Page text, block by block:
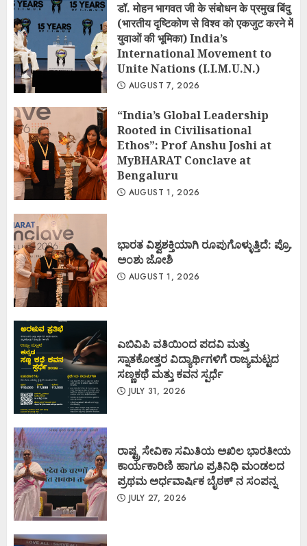
डॉ. मोहन भागवत जी के संबोधन के प्रमुख बिंदु
(भारतीय दृष्टिकोण से विश्व को एकजुट करने में
युवाओं की भूमिका) India’s
International Movement to
Unite Nations (I.I.M.U.N.)
AUGUST 7, 2026
“India’s Global Leadership
Rooted in Civilisational
Ethos”: Prof Anshu Joshi at
MyBHARAT Conclave at
Bengaluru
AUGUST 1, 2026
ಭಾರತ ವಿಶ್ವಶಕ್ತಿಯಾಗಿ ರೂಪುಗೊಳ್ಳುತ್ತಿದೆ: ಪ್ರೊ.
ಅಂಶು ಜೋಶಿ
AUGUST 1, 2026
ಎಬಿವಿಪಿ ವತಿಯಿಂದ ಪದವಿ ಮತ್ತು
ಸ್ನಾತಕೋತ್ತರ ವಿದ್ಯಾರ್ಥಿಗಳಿಗೆ ರಾಜ್ಯಮಟ್ಟದ
ಸಣ್ಣಕಥೆ ಮತ್ತು ಕವನ ಸ್ಪರ್ಧೆ
JULY 31, 2026
ರಾಷ್ಟ್ರ ಸೇವಿಕಾ ಸಮಿತಿಯ ಅಖಿಲ ಭಾರತೀಯ
ಕಾರ್ಯಕಾರಿಣಿ ಹಾಗೂ ಪ್ರತಿನಿಧಿ ಮಂಡಲದ
ಪ್ರಥಮ ಅರ್ಧವಾರ್ಷಿಕ ಬೈಠಕ್ ನ ಸಂಪನ್ನ
JULY 27, 2026